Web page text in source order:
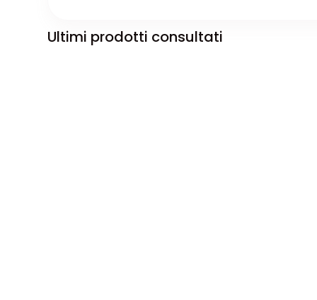
Ultimi prodotti consultati